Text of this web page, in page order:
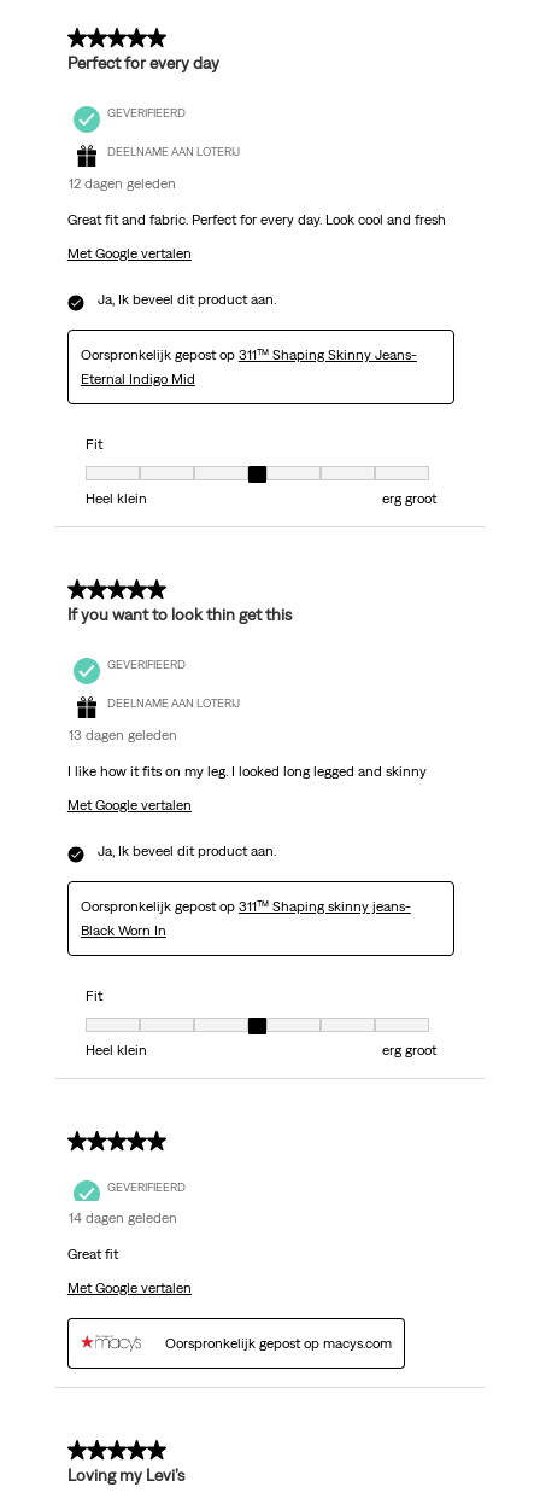
5 van 5 sterren.
Perfect for every day
GEVERIFIEERD
DEELNAME AAN LOTERIJ
12 dagen geleden
Great fit and fabric. Perfect for every day. Look cool and fresh
Met Google vertalen
Ja, Ik beveel dit product aan.
Oorspronkelijk gepost op 311™ Shaping Skinny Jeans-
Eternal Indigo Mid
Fit
Fit, 4 van 7, waarbij 1 gelijk is aan Heel klein en 7 gelijk is aan erg groot
Heel klein
erg groot
5 van 5 sterren.
If you want to look thin get this
GEVERIFIEERD
DEELNAME AAN LOTERIJ
13 dagen geleden
I like how it fits on my leg. I looked long legged and skinny
Met Google vertalen
Ja, Ik beveel dit product aan.
Oorspronkelijk gepost op 311™ Shaping skinny jeans-
Black Worn In
Fit
Fit, 4 van 7, waarbij 1 gelijk is aan Heel klein en 7 gelijk is aan erg groot
Heel klein
erg groot
5 van 5 sterren.
GEVERIFIEERD
14 dagen geleden
Great fit
Met Google vertalen
Oorspronkelijk gepost op macys.com
5 van 5 sterren.
Loving my Levi’s